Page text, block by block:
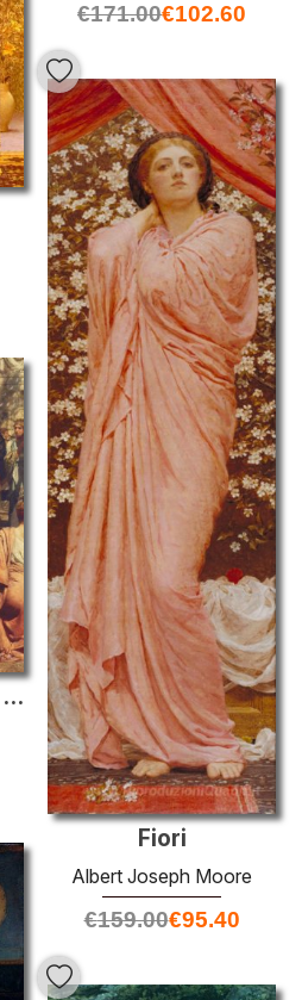
€171.00€102.60
Fiori
Albert Joseph Moore
€159.00€95.40
Frine al Poseidonia a Eleusi (particolare)